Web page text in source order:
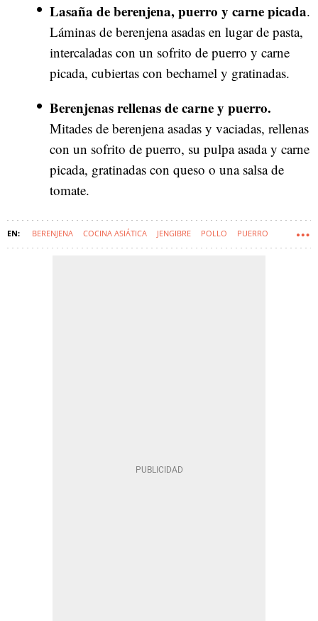
Lasaña de berenjena, puerro y carne picada.
Láminas de berenjena asadas en lugar de pasta,
intercaladas con un sofrito de puerro y carne
picada, cubiertas con bechamel y gratinadas.
Berenjenas rellenas de carne y puerro.
Mitades de berenjena asadas y vaciadas, rellenas
con un sofrito de puerro, su pulpa asada y carne
picada, gratinadas con queso o una salsa de
tomate.
BERENJENA COCINA ASIÁTICA JENGIBRE POLLO PUERRO